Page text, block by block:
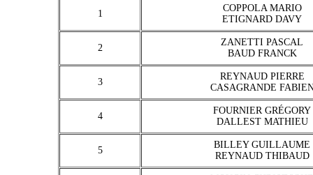
1
COPPOLA MARIO
ETIGNARD DAVY
2
ZANETTI PASCAL
BAUD FRANCK
3
REYNAUD PIERRE
CASAGRANDE
4
FOURNIER GRÉGORY
DALLEST MATHIEU
5
BILLEY GUILLAUME
REYNAUD THIBAUD